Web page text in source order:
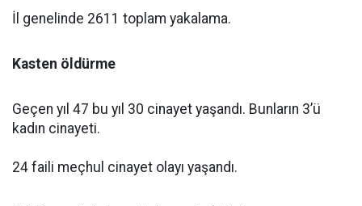
İl genelinde 2611 toplam yakalama.
Kasten öldürme
Geçen yıl 47 bu yıl 30 cinayet yaşandı. Bunların 3’ü
kadın cinayeti.
24 faili meçhul cinayet olayı yaşandı.